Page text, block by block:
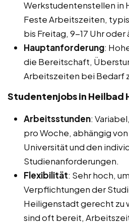
Werkstudentenstellen in
Feste Arbeitszeiten,
bis Freitag, 9-17 Uhr oder
Hauptanforderung:
die Bereitschaft,
Arbeitszeiten bei Bedarf
Studentenjobs in Heilbad
Arbeitsstunden:
pro Woche, abhängig
Universität und den
Studienanforderungen.
Flexibilität: Sehr hoch,
Verpflichtungen der
Heiligenstadt gerecht
sind oft bereit,